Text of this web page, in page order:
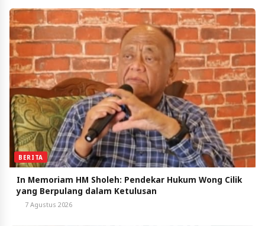
BERITA
In Memoriam HM Sholeh: Pendekar Hukum Wong Cilik
yang Berpulang dalam Ketulusan
7 Agustus 2026